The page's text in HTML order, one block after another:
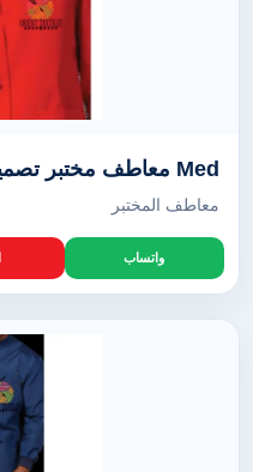
Med معاطف مختبر تصميم
معاطف المختبر
واتساب